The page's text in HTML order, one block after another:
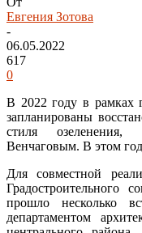
Евгения Зотова
-
06.05.2022
617
0
В 2022 году в рамках
запланированы
стиля
Венчаговым. В этом
Для совместной
Градостроительного
прошло несколько
департаментом